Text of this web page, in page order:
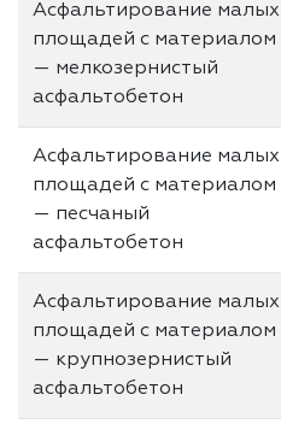
Асфальтирование малых
площадей с материалом
— мелкозернистый
асфальтобетон
Асфальтирование малых
площадей с материалом
— песчаный
асфальтобетон
Асфальтирование малых
площадей с материалом
— крупнозернистый
асфальтобетон